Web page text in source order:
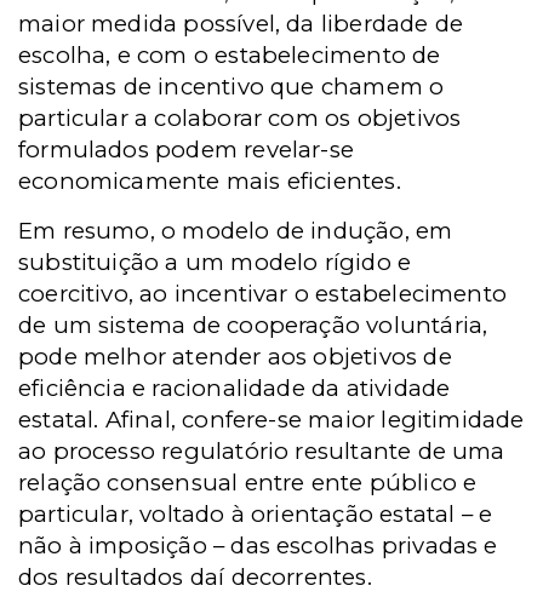
maior medida possível, da liberdade de
escolha, e com o estabelecimento de
sistemas de incentivo que chamem o
particular a colaborar com os objetivos
formulados podem revelar-se
economicamente mais eficientes.
Em resumo, o modelo de indução, em
substituição a um modelo rígido e
coercitivo, ao incentivar o estabelecimento
de um sistema de cooperação voluntária,
pode melhor atender aos objetivos de
eficiência e racionalidade da atividade
estatal. Afinal, confere-se maior legitimidade
ao processo regulatório resultante de uma
relação consensual entre ente público e
particular, voltado à orientação estatal – e
não à imposição – das escolhas privadas e
dos resultados daí decorrentes.